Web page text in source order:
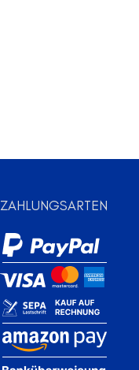
ZAHLUNGSARTEN